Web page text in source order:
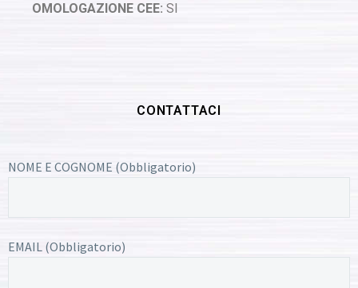
OMOLOGAZIONE CEE: SI
CONTATTACI
NOME E COGNOME (Obbligatorio)
EMAIL (Obbligatorio)